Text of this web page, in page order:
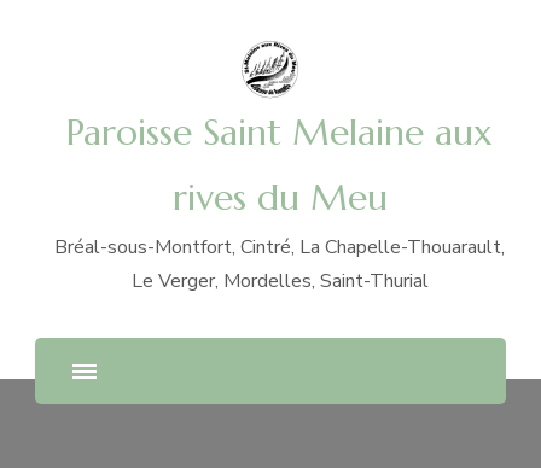
Paroisse Saint Melaine aux
rives du Meu
Bréal-sous-Montfort, Cintré, La Chapelle-Thouarault,
Le Verger, Mordelles, Saint-Thurial